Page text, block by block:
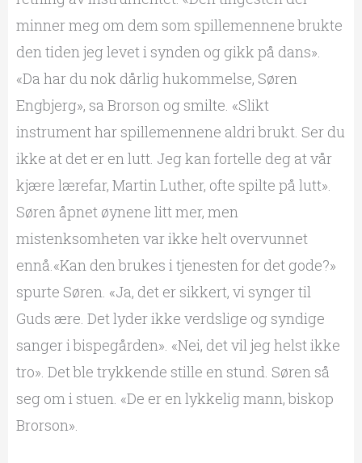
minner meg om dem som spillemennene brukte
den tiden jeg levet i synden og gikk på dans».
«Da har du nok dårlig hukommelse, Søren
Engbjerg», sa Brorson og smilte. «Slikt
instrument har spillemennene aldri brukt. Ser du
ikke at det er en lutt. Jeg kan fortelle deg at vår
kjære lærefar, Martin Luther, ofte spilte på lutt».
Søren åpnet øynene litt mer, men
mistenksomheten var ikke helt overvunnet
ennå.«Kan den brukes i tjenesten for det gode?»
spurte Søren. «Ja, det er sikkert, vi synger til
Guds ære. Det lyder ikke verdslige og syndige
sanger i bispegården». «Nei, det vil jeg helst ikke
tro». Det ble trykkende stille en stund. Søren så
seg om i stuen. «De er en lykkelig mann, biskop
Brorson».